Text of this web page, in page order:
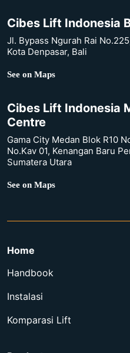
Cibes Lift Indonesia
Jl. Bypass Ngurah Rai
Kota Denpasar, Bali
See on Maps
Cibes Lift Indonesia
Centre
Gama City Medan Blok R10
No.Kav 01, Kenangan Baru
Sumatera Utara
See on Maps
Home
Handbook
Instalasi
Komparasi Lift